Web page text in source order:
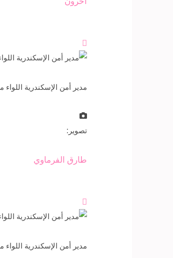

مدير أمن الإسكندرية
تصوير:
طارق الفرماوي

مدير أمن الإسكندرية